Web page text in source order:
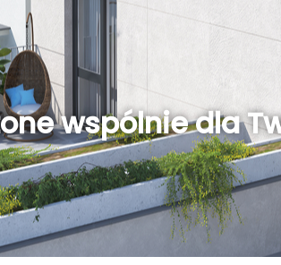
wspólnie dla